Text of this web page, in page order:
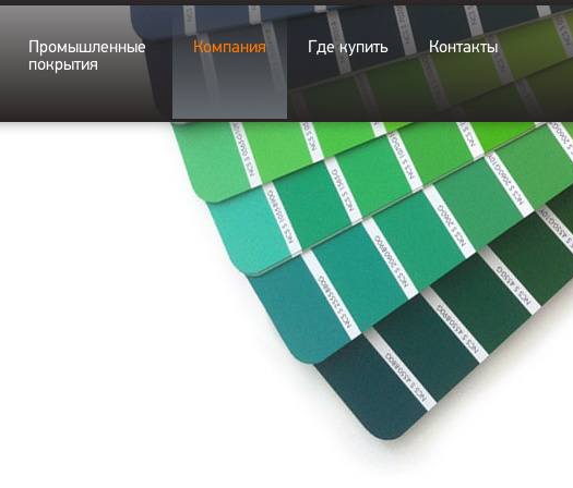
Промышленные
покрытия
Компания Где купить Контакты